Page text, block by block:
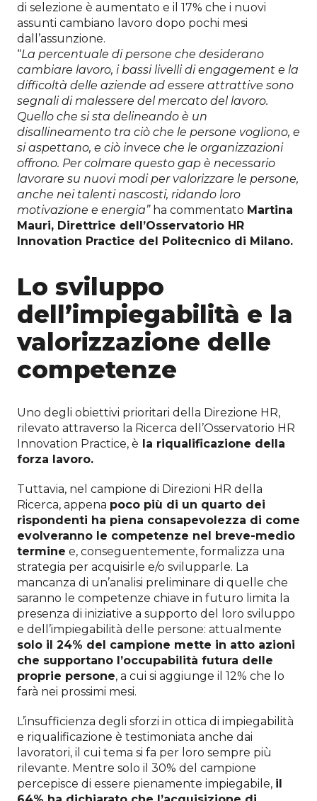
di selezione è aumentato e il 17% che i nuovi
assunti cambiano lavoro dopo pochi mesi
dall’assunzione.
“La percentuale di persone che desiderano
cambiare lavoro, i bassi livelli di engagement e la
difficoltà delle aziende ad essere attrattive sono
segnali di malessere del mercato del lavoro.
Quello che si sta delineando è un
disallineamento tra ciò che le persone vogliono, e
si aspettano, e ciò invece che le organizzazioni
offrono. Per colmare questo gap è necessario
lavorare su nuovi modi per valorizzare le persone,
anche nei talenti nascosti, ridando loro
motivazione e energia” ha commentato Martina
Mauri, Direttrice dell’Osservatorio HR
Innovation Practice del Politecnico di Milano.
Lo sviluppo
dell’impiegabilità e la
valorizzazione delle
competenze
Uno degli obiettivi prioritari della Direzione HR,
rilevato attraverso la Ricerca dell’Osservatorio HR
Innovation Practice, è la riqualificazione della
forza lavoro.
Tuttavia, nel campione di Direzioni HR della
Ricerca, appena poco più di un quarto dei
rispondenti ha piena consapevolezza di come
evolveranno le competenze nel breve-medio
termine e, conseguentemente, formalizza una
strategia per acquisirle e/o svilupparle. La
mancanza di un’analisi preliminare di quelle che
saranno le competenze chiave in futuro limita la
presenza di iniziative a supporto del loro sviluppo
e dell’impiegabilità delle persone: attualmente
solo il 24% del campione mette in atto azioni
che supportano l’occupabilità futura delle
proprie persone, a cui si aggiunge il 12% che lo
farà nei prossimi mesi.
L’insufficienza degli sforzi in ottica di impiegabilità
e riqualificazione è testimoniata anche dai
lavoratori, il cui tema si fa per loro sempre più
rilevante. Mentre solo il 30% del campione
percepisce di essere pienamente impiegabile, il